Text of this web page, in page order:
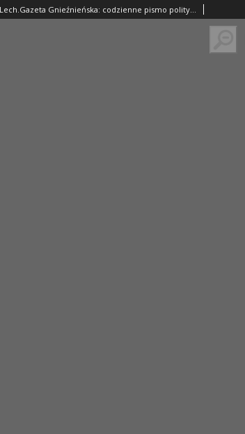
Lech.Gazeta Gnieźnieńska: codzienne pismo polityczne dla wszystkich stanów. Dodatki: tygodniowy "Lechita" i powieściowy oraz dwutygodnik "Leszek" 1932.05.11 R.33 Nr107